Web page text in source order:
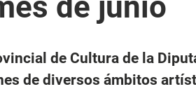
de Cultura de la
de diversos ámbitos